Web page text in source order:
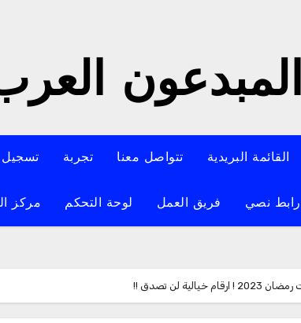
المبدعون
القائمة البريدية تتواصل معنا تجربة تسجيل
نصي فريق العمل لوحة التحكم مركز
لن تصدق !!